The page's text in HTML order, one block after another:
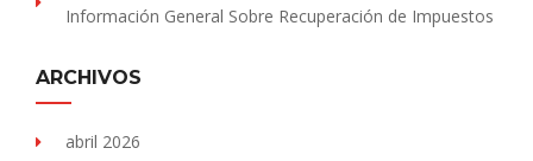
Información General Sobre Recuperación de Impuestos
ARCHIVOS
abril 2026